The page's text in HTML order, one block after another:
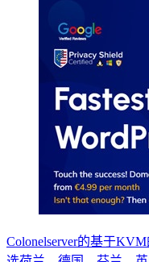
Colonelserver的基于